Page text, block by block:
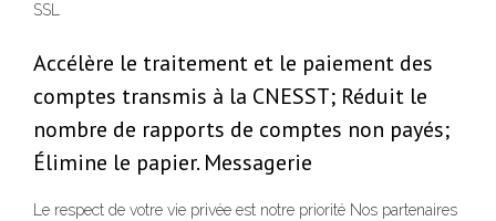
SSL
Accélère le traitement et le paiement des
comptes transmis à la CNESST; Réduit le
nombre de rapports de comptes non payés;
Élimine le papier. Messagerie
Le respect de votre vie privée est notre priorité Nos partenaires